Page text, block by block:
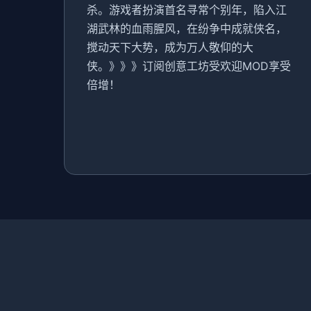
杀。游戏者扮演首名寻常个别年，陷入江
湖武林的血雨腥风，在纷争中成就侠名，
搅动天下大势，成为万人敬仰的大
侠。》》》订阅创意工坊受欢迎MOD享受
倍增！